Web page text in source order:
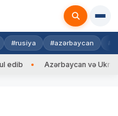
#rusiya #azərbaycan
Azərbaycan və Ukrayna